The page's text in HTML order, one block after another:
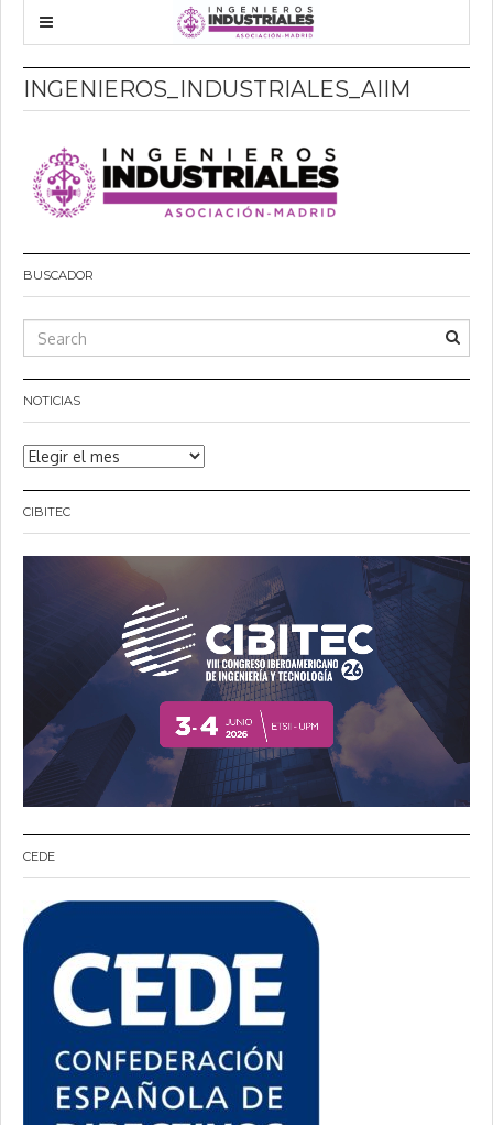
INGENIEROS_INDUSTRIALES_AIIM
BUSCADOR
NOTICIAS
Noticias
CIBITEC
CEDE